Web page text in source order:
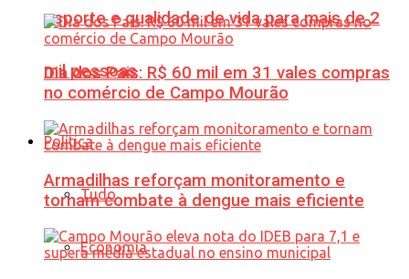
esporte e qualidade de vida para mais de 2
mil pessoas
Política
Tudo
Economia
Dia dos Pais: R$ 60 mil em 31 vales compras
no comércio de Campo Mourão
Armadilhas reforçam monitoramento e
tornam combate à dengue mais eficiente